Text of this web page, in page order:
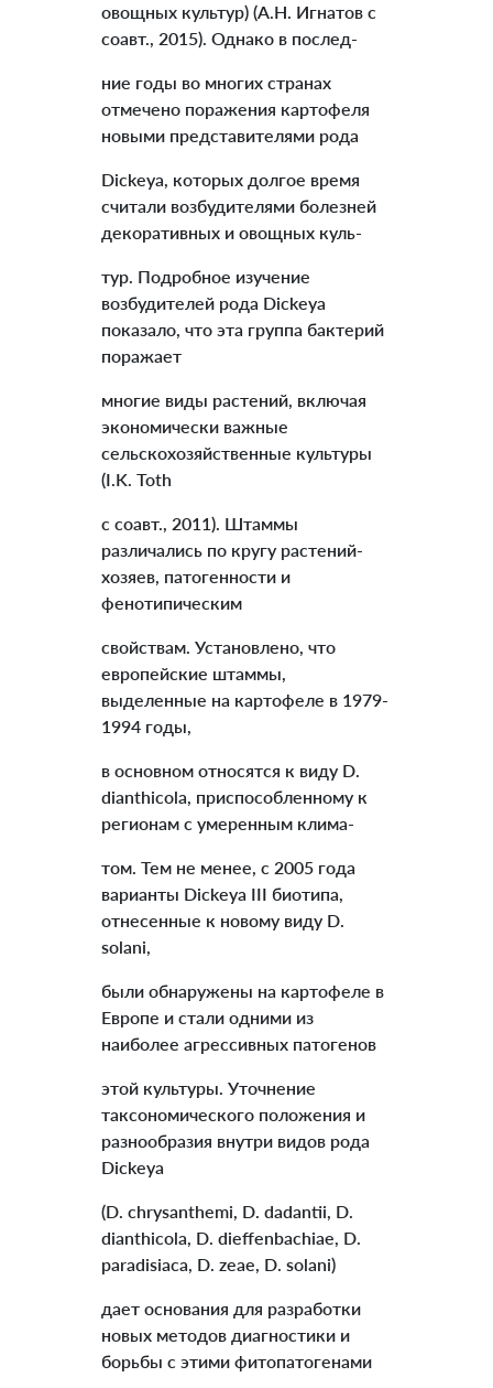
овощных культур) (А.Н. Игнатов с
соавт., 2015). Однако в послед-
ние годы во многих странах
отмечено поражения картофеля
новыми представителями рода
Dickeya, которых долгое время
считали возбудителями болезней
декоративных и овощных куль-
тур. Подробное изучение
возбудителей рода Dickeya
показало, что эта группа бактерий
поражает
многие виды растений, включая
экономически важные
сельскохозяйственные культуры
(I.K. Toth
с соавт., 2011). Штаммы
различались по кругу растений-
хозяев, патогенности и
фенотипическим
свойствам. Установлено, что
европейские штаммы,
выделенные на картофеле в 1979-
1994 годы,
в основном относятся к виду D.
dianthicola, приспособленному к
регионам с умеренным клима-
том. Тем не менее, с 2005 года
варианты Dickeya III биотипа,
отнесенные к новому виду D.
solani,
были обнаружены на картофеле в
Европе и стали одними из
наиболее агрессивных патогенов
этой культуры. Уточнение
таксономического положения и
разнообразия внутри видов рода
Dickeya
(D. сhrysаnthеmi, D. dadantii, D.
dianthicola, D. dieffenbachiae, D.
paradisiaca, D. zeae, D. solani)
дает основания для разработки
новых методов диагностики и
борьбы с этими фитопатогенами